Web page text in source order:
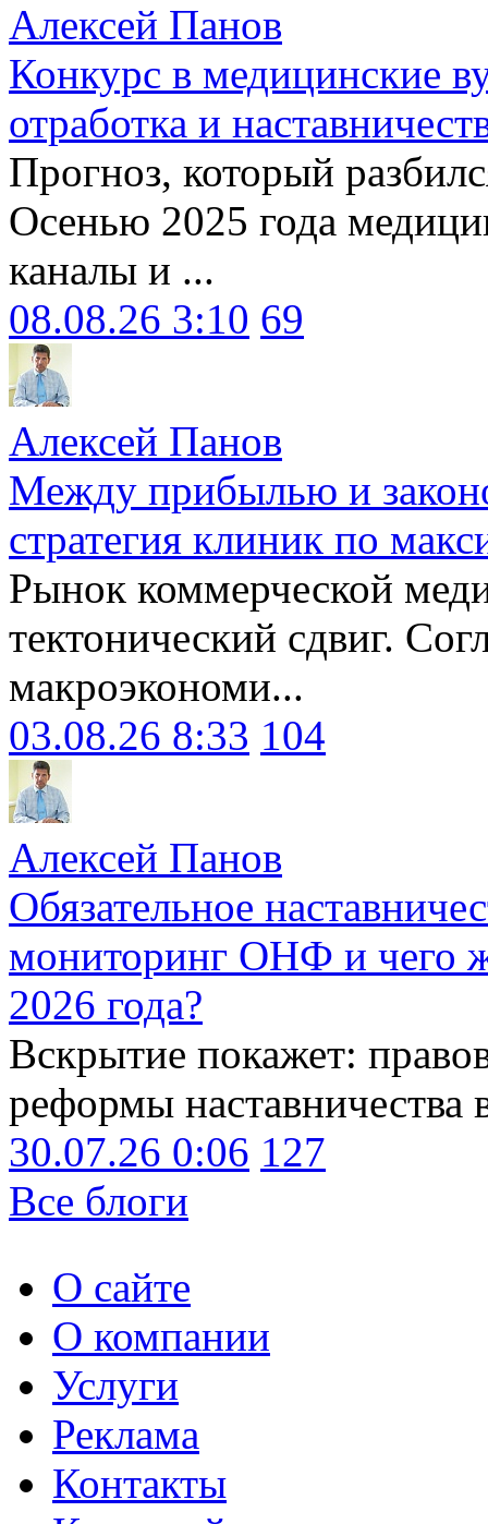
Алексей Панов
Конкурс в медицинские
отработка и
Прогноз, который
Осенью 2025 года
каналы и ...
08.08.26 3:10 69
Алексей Панов
Между прибылью и
стратегия клиник по
Рынок коммерческой
тектонический сдвиг.
макроэкономи...
03.08.26 8:33 104
Алексей Панов
Обязательное
мониторинг ОНФ и чего
2026 года?
Вскрытие покажет:
реформы наставничества
30.07.26 0:06 127
Все блоги
О сайте
О компании
Услуги
Реклама
Контакты